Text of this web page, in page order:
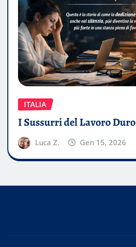
ITALIA
I Sussurri del Lavoro Duro
Luca Z. Gen 15, 2026